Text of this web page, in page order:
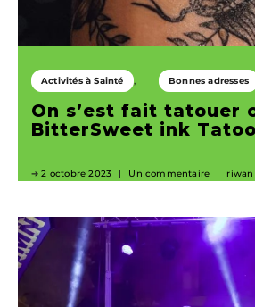
Activités à Sainté Bonnes adresses
On s’est fait tatouer
BitterSweet ink Tatoo
2 octobre 2023 Un commentaire riwan